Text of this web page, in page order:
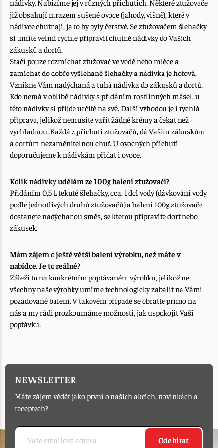
nádivky. Nabízíme jej v různých příchutích. Některé ztužovače
již obsahují mrazem sušené ovoce (jahody, višně), které v
nádivce chutnají, jako by byly čerstvé. Se ztužovačem šlehačky
si umíte velmi rychle připravit chutné nádivky do Vašich
zákusků a dortů.
Stačí pouze rozmíchat ztužovač ve vodě nebo mléce a
zamíchat do dobře vyšlehané šlehačky a nádivka je hotová.
Vznikne Vám nadýchaná a tuhá nádivka do zákusků a dortů.
Kdo nemá v oblibě nádivky s přidáním rostlinných másel, u
této nádivky si přijde určitě na své. Další výhodou je i rychlá
příprava, jelikož nemusíte vařit žádné krémy a čekat než
vychladnou. Každá z příchutí ztužovačů, dá Vašim zákuskům
a dortům nezaměnitelnou chuť. U ovocných příchutí
doporučujeme k nádivkám přidat i ovoce.
Kolik nádivky udělám ze 100g balení ztužovači?
Přidáním 0,5 L tekuté šlehačky, cca. 1 dcl vody (dávkování vody
podle jednotlivých druhů ztužovačů) a balení 100g ztužovače
dostanete nadýchanou směs, se kterou připravíte dort nebo
zákusek.
Mám zájem o ještě větší balení výrobku, než máte v
nabídce. Je to reálné?
Záleží to na konkrétním poptávaném výrobku, jelikož ne
všechny naše výrobky umíme technologicky zabalit na Vámi
požadované balení. V takovém případě se obraťte přímo na
nás a my rádi prozkoumáme možnosti, jak uspokojit Vaši
poptávku.
NEWSLETTER
Máte zájem vědět jako první o našich akcích, novinkách a
receptech?
Odebírat